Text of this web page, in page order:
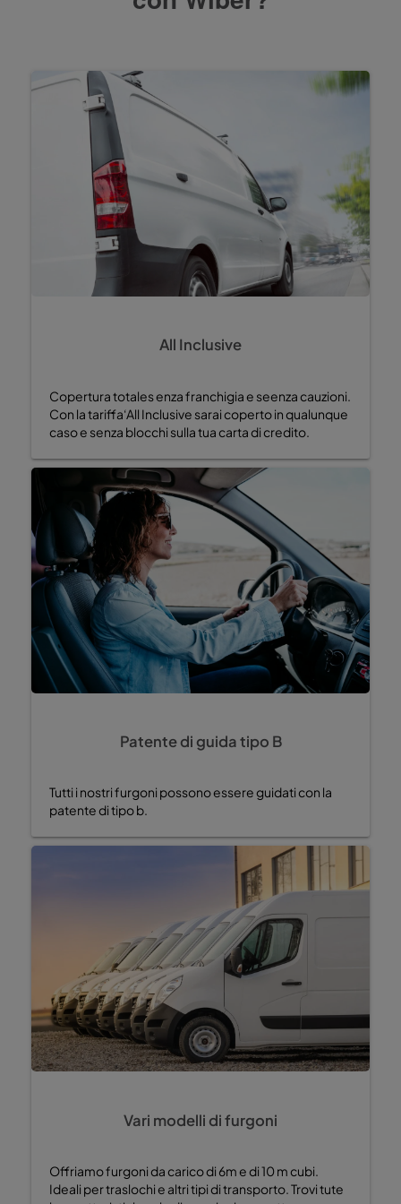
All Inclusive
Copertura totales enza franchigia e seenza cauzioni.
Con la tariffa‘All Inclusive sarai coperto in qualunque
caso e senza blocchi sulla tua carta di credito.
Patente di guida tipo B
Tutti i nostri furgoni possono essere guidati con la
patente di tipo b.
Vari modelli di furgoni
Offriamo furgoni da carico di 6m e di 10 m cubi.
Ideali per traslochi e altri tipi di transporto. Trovi tute